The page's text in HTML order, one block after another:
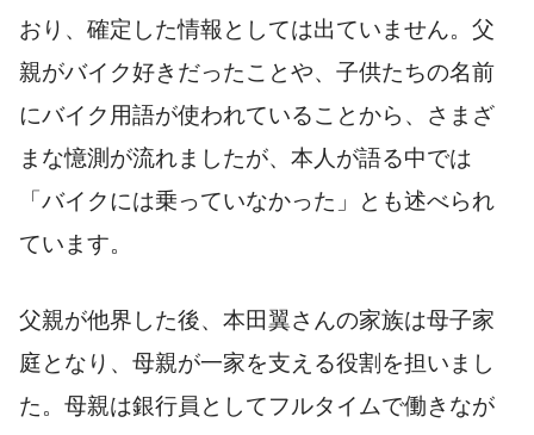
おり、確定した情報としては出ていません。父
親がバイク好きだったことや、子供たちの名前
にバイク用語が使われていることから、さまざ
まな憶測が流れましたが、本人が語る中では
「バイクには乗っていなかった」とも述べられ
ています。
父親が他界した後、本田翼さんの家族は母子家
庭となり、母親が一家を支える役割を担いまし
た。母親は銀行員としてフルタイムで働きなが